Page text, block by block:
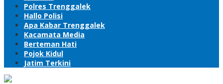
Polres Trenggalek
Hallo Polisi
Apa Kabar Trenggalek
Kacamata Media
Berteman Hati
Pojok Kidul
Jatim Terkini